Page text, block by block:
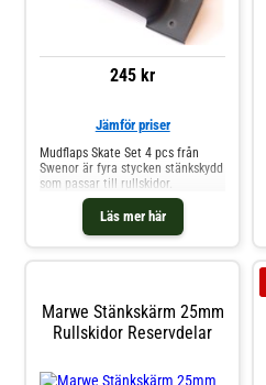
245 kr
Läs mer här
Jämför priser
Mudflaps Skate Set 4 pcs från
Swenor är fyra stycken stänkskydd
som passar till rullskidor.
Marwe Stänkskärm 25mm
Rullskidor Reservdelar